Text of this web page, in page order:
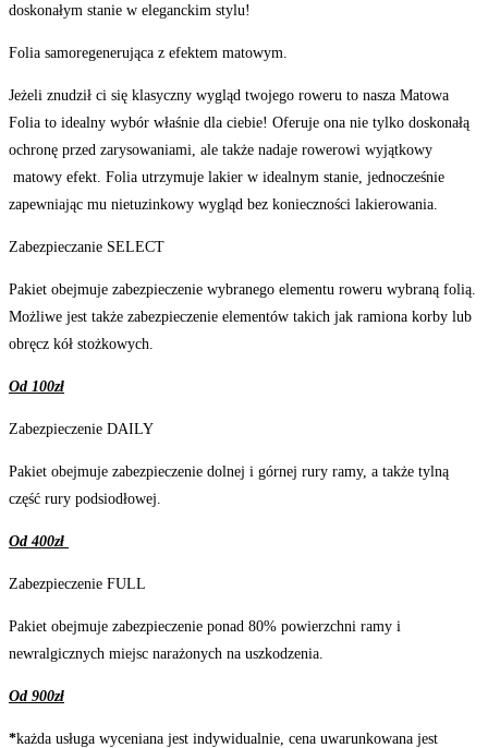
doskonałym stanie w eleganckim stylu!
Folia samoregenerująca z efektem matowym.
Jeżeli znudził ci się klasyczny wygląd twojego roweru to nasza Matowa
Folia to idealny wybór właśnie dla ciebie! Oferuje ona nie tylko doskonałą
ochronę przed zarysowaniami, ale także nadaje rowerowi wyjątkowy
matowy efekt. Folia utrzymuje lakier w idealnym stanie, jednocześnie
zapewniając mu nietuzinkowy wygląd bez konieczności lakierowania.
Zabezpieczanie SELECT
Pakiet obejmuje zabezpieczenie wybranego elementu roweru wybraną folią.
Możliwe jest także zabezpieczenie elementów takich jak ramiona korby lub
obręcz kół stożkowych.
Od 100zł
Zabezpieczenie DAILY
Pakiet obejmuje zabezpieczenie dolnej i górnej rury ramy, a także tylną
część rury podsiodłowej.
Od 400zł
Zabezpieczenie FULL
Pakiet obejmuje zabezpieczenie ponad 80% powierzchni ramy i
newralgicznych miejsc narażonych na uszkodzenia.
Od 900zł
*każda usługa wyceniana jest indywidualnie, cena uwarunkowana jest